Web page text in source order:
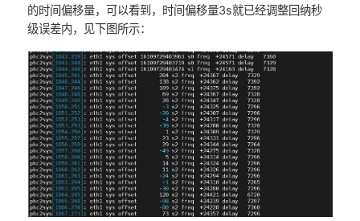
的时间偏移量，可以看到，时间偏移量3s就已经调整回纳秒
级误差内，见下图所示：